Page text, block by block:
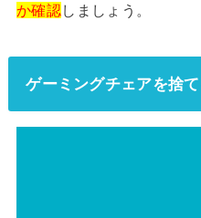
か確認しましょう。
ゲーミングチェアを捨